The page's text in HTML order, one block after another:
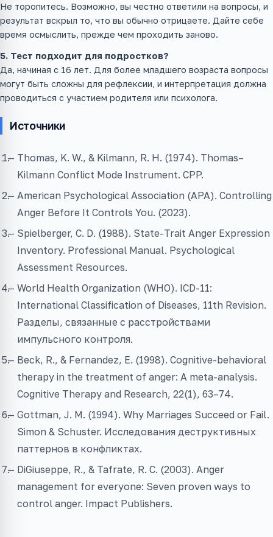
Не торопитесь. Возможно, вы честно ответили на вопросы, и
результат вскрыл то, что вы обычно отрицаете. Дайте себе
время осмыслить, прежде чем проходить заново.
5. Тест подходит для подростков?
Да, начиная с 16 лет. Для более младшего возраста вопросы
могут быть сложны для рефлексии, и интерпретация должна
проводиться с участием родителя или психолога.
Источники
Thomas, K. W., & Kilmann, R. H. (1974). Thomas–
Kilmann Conflict Mode Instrument. CPP.
American Psychological Association (APA). Controlling
Anger Before It Controls You. (2023).
Spielberger, C. D. (1988). State-Trait Anger Expression
Inventory. Professional Manual. Psychological
Assessment Resources.
World Health Organization (WHO). ICD-11:
International Classification of Diseases, 11th Revision.
Разделы, связанные с расстройствами
импульсного контроля.
Beck, R., & Fernandez, E. (1998). Cognitive-behavioral
therapy in the treatment of anger: A meta-analysis.
Cognitive Therapy and Research, 22(1), 63–74.
Gottman, J. M. (1994). Why Marriages Succeed or Fail.
Simon & Schuster. Исследования деструктивных
паттернов в конфликтах.
DiGiuseppe, R., & Tafrate, R. C. (2003). Anger
management for everyone: Seven proven ways to
control anger. Impact Publishers.